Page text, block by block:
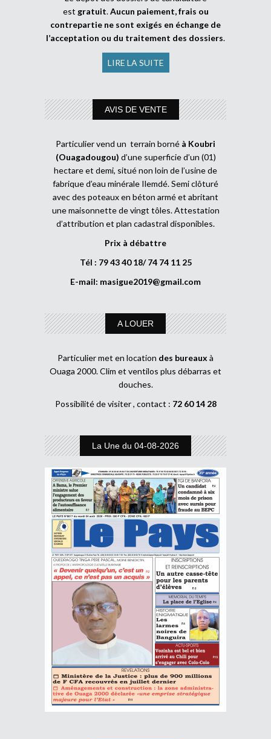
est gratuit.Aucun paiement, frais ou
contrepartie ne sont exigés en échange de
l’acceptation ou du traitement des dossiers.
LIRE LA SUITE
AVIS DE VENTE
Particulier vend un terrain borné à Koubri
(Ouagadougou) d’une superficie d’un (01)
hectare et demi, situé non loin de l’usine de
fabrique d’eau minérale Ilemdé. Semi clôturé
avec des poteaux en béton armé et abritant
une maisonnette de vingt tôles. Attestation
d’attribution et plan cadastral disponibles.
Prix à débattre
Tél : 79 43 40 18/ 74 74 11 25
E-mail: masigue2019@gmail.com
A LOUER
Particulier met en location des bureaux à
Ouaga 2000. Clim et ventilos plus débarras et
douches.
Possibilité de visiter , contact : 72 60 14 28
La Une du 04-08-2026